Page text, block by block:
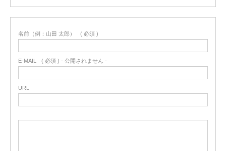
名前（例：山田 太郎） ( 必須 )
E-MAIL ( 必須 ) - 公開されません -
URL